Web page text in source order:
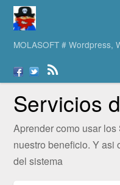
MOLASOFT # Wordpress,
Servicios
Aprender como usar
nuestro beneficio. Y asi
del sistema